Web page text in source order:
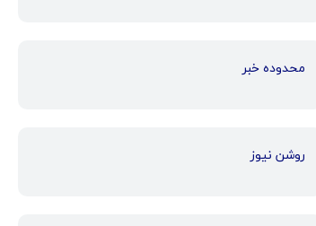
محدوده خبر
روشن نیوز